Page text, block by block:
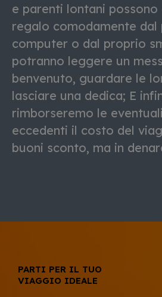
e parenti lontani
regalo comodamente dal
computer o dal proprio
potranno leggere un
benvenuto, guardare le
lasciare una dedica; E
rimborseremo le
eccedenti il costo del
buoni sconto, ma in
PARTI PER IL TUO
VIAGGIO IDEALE